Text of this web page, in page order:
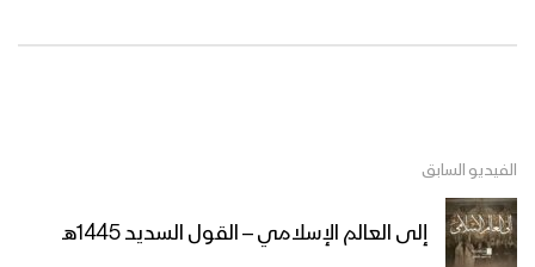
الفيديو السابق
إلى العالم الإسلامي – القول السديد 1445هـ